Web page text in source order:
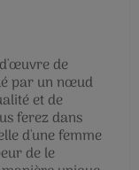
de
par un nœud
et de
ferez dans
d'une femme
de le